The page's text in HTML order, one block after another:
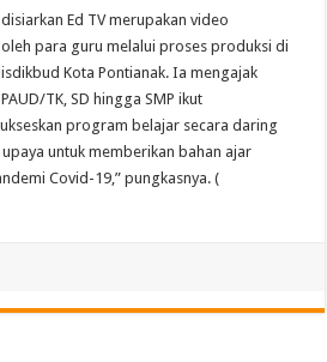
Ed TV merupakan video
para guru melalui proses produksi di
Kota Pontianak. Ia mengajak
TK, SD hingga SMP ikut
program belajar secara daring
untuk memberikan bahan ajar
Covid-19,” pungkasnya. (